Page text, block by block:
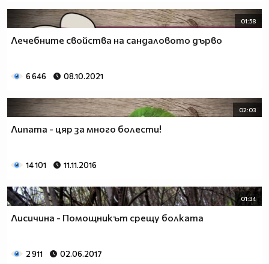
01:58
Лечебните свойства на сандаловото дърво
6 646 08.10.2021
02:03
Липата - цяр за много болести!
14 101 11.11.2016
01:34
Лисичина - Помощникът срещу болката
2 911 02.06.2017